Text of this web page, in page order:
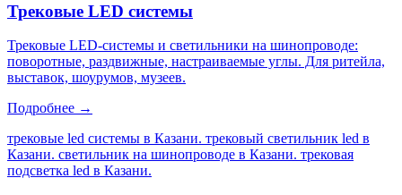
Трековые LED системы
Трековые LED-системы и светильники на шинопроводе:
поворотные, раздвижные, настраиваемые углы. Для ритейла,
выставок, шоурумов, музеев.
Подробнее →
трековые led системы в Казани. трековый светильник led в
Казани. светильник на шинопроводе в Казани. трековая
подсветка led в Казани.